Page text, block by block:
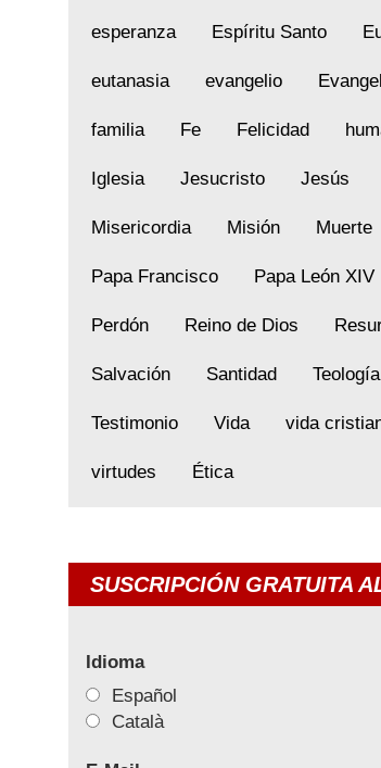
esperanza Espíritu Santo
eutanasia evangelio
familia Fe Felicidad
Iglesia Jesucristo Jesús
Misericordia Misión Muerte
Papa Francisco Papa León XIV
Perdón Reino de Dios
Salvación Santidad Teología
Testimonio Vida vida
virtudes Ética
SUSCRIPCIÓN GRATUITA
Idioma
Español
Català